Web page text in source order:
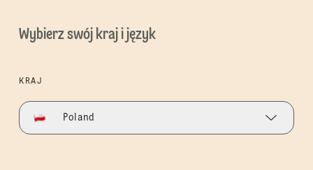
Wybierz swój kraj i język
KRAJ
Poland